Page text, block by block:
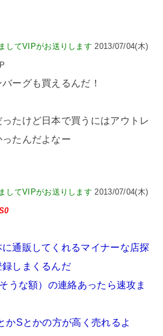
してVIPがお送りします 2013/07/04(木)
ーグも買えるんだ！
たけど日本で買うにはアウトレ
たんだよなー
してVIPがお送りします 2013/07/04(木)
通販してくれるマイナーな店探
しまくるんだ
うな額）の連絡あったら速攻ま
かSとかの方が高く売れるよ